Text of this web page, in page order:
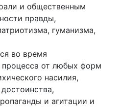
и общественным
правды,
гуманизма,
во время
процесса от любых форм
насилия,
и агитации и